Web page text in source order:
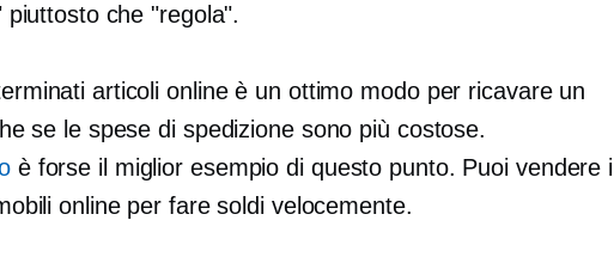
piuttosto che "regola".
articoli online è un ottimo modo per ricavare un
se le spese di spedizione sono più costose.
è forse il miglior esempio di questo punto. Puoi vendere i
online per fare soldi velocemente.